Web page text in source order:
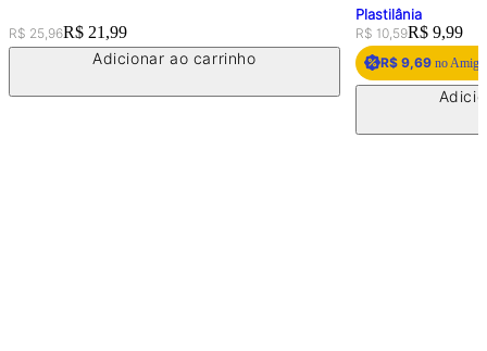
Original price:
R$ 25,96Price:
R$ 21,99
Adicionar ao carrinho
Plastilânia
Original price:
R$ 10,59Price:
R$ 9,99
R$ 9,69no Amigo